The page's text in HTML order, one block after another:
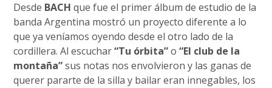
Desde BACH que fue el primer álbum de estudio de la
banda Argentina mostró un proyecto diferente a lo
que ya veníamos oyendo desde el otro lado de la
cordillera. Al escuchar“Tu órbita”o“El club de la
montaña”sus notas nos envolvieron y las ganas de
querer pararte de la silla y bailar eran innegables, los